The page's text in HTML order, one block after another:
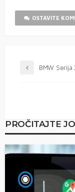
OSTAVITE
BMW Serija
PROČITAJTE